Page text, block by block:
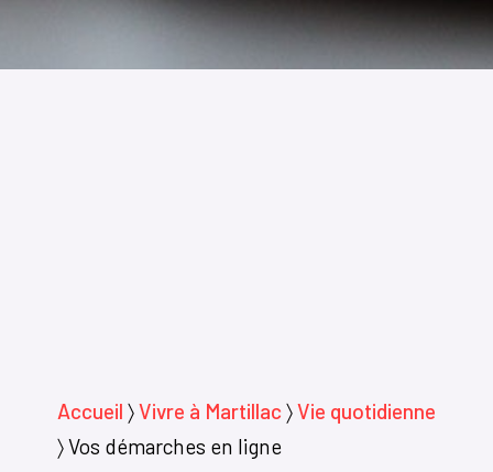
Accueil 〉Vivre à Martillac 〉Vie quotidienne
〉Vos démarches en ligne